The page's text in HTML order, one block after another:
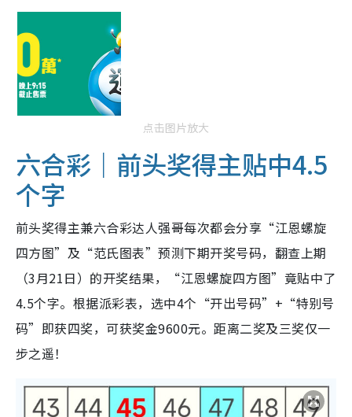
点击图片放大
六合彩｜前头奖得主贴中4.5
个字
前头奖得主兼六合彩达人强哥每次都会分享“江恩螺旋
四方图”及“范氏图表”预测下期开奖号码，翻查上期
（3月21日）的开奖结果，“江恩螺旋四方图”竟贴中了
4.5个字。根据派彩表，选中4个“开出号码”+“特别号
码”即获四奖，可获奖金9600元。距离二奖及三奖仅一
步之遥！